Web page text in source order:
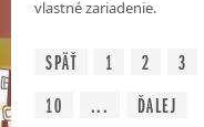
vlastné zariadenie.
SPÄŤ 1 2 3
10
... ĎALEJ